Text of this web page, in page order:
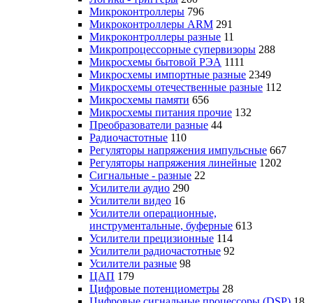
Микроконтроллеры 796
Микроконтроллеры ARM 291
Микроконтроллеры разные 11
Микропроцессорные супервизоры 288
Микросхемы бытовой РЭА 1111
Микросхемы импортные разные 2349
Микросхемы отечественные разные 112
Микросхемы памяти 656
Микросхемы питания прочие 132
Преобразователи разные 44
Радиочастотные 110
Регуляторы напряжения импульсные 667
Регуляторы напряжения линейные 1202
Сигнальные - разные 22
Усилители аудио 290
Усилители видео 16
Усилители операционные,
инструментальные, буферные 613
Усилители прецизионные 114
Усилители радиочастотные 92
Усилители разные 98
ЦАП 179
Цифровые потенциометры 28